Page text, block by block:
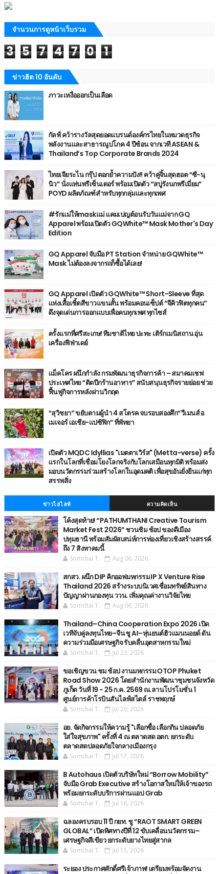
จำนวนการดูหน้าเว็บรวม
3 5 7 4 7 0 1
ข่าวฮิต 10 อันดับ
ภาวะเหงื่อออกเป็นเลือด
กัลฟ์ คว้ารางวัลสุดยอดแบรนด์องค์กรไทยในหมวดธุรกิจ
พลังงานและสาธารณูปโภค 4 ปีซ้อน จากเวที ASEAN &
Thailand’s Top Corporate Brands 2024
ไทยเจียระไน กรุ๊ป ตอกย้ำความปัง!! คว้าคู่จิ้นสุดฮอต “ซี-นุ
นิว” นั่งแท่นพรีเซ็นเตอร์ พร้อมเปิดตัว “สบู่รังนกพรีเมี่ยม”
POYD ผลิตภัณฑ์สำหรับทุกกลุ่มและทุกเพศ
#รักแม่ให้maskแม่ แคมเปญต้อนรับวันแม่จาก GQ
Apparel พร้อมเปิดตัว GQWhite™ Mask Mother's Day
Edition
GQ Apparel จับมือ PT Station จำหน่าย GQWhite™
Mask ไม่ต้องลงจากรถก็ซื้อได้เลย!
GQ Apparel เปิดตัว GQWhite™ Short-Sleeve ที่สุด
แห่งเสื้อเชิ้ตสีขาวแขนสั้น พร้อมคอนเซ็ปต์ “จีคิวฟิตทุกคน”
ดึงจุดเด่นการออกแบบเพื่อคนทุกเพศ ทุกไซส์
ครั้งแรกที่ศรีสะเกษ! ทีมชาติไทย ปะทะ เติร์กเมนิสถาน อุ่น
เครื่องฟีฟ่าเดย์
แม็คโคร ผนึกกำลัง กรมพัฒนาธุรกิจการค้า – สมาคมเชฟ
ประเทศไทย “ติดปีกร้านอาหาร” สนับสนุนธุรกิจรายย่อย ช่วย
ฟื้นฟูกิจการหลังผ่านวิกฤต
“สุวิชยา” ขยับตามผู้นำ 4 สโตรค จบรอบสองศึก“วีเมนส์ อ
เมเจอร์ เอเชีย-แปซิฟิก” ที่พัทยา
เปิดตัว MQDC Idyllias "เมตตาเวิร์ส" (Metta-verse) ครั้ง
แรกในโลกที่เชื่อมโยงโลกจริงกับโลกเสมือนทุกมิติ พร้อมส่ง
มอบนวัตกรรมร่วมสร้างโลกในอุดมคติ เพื่อสุขอันยั่งยืนแก่ทุก
สรรพสิ่ง
ข่าวไฮไลท์ ความคิดเห็น
โค้งสุดท้าย! “PATHUMTHANI Creative Tourism
Market Fest 2026” ชวนชิม ช้อป ของดีเมือง
ปทุมธานี พร้อมสัมผัสเสน่ห์การท่องเที่ยวเชิงสร้างสรรค์
ถึง 7 สิงหาคมนี้
Somchai T. Aug 06, 2026
สกสว. ผนึก DIP คิกออฟมหกรรม IP X Venture Rise
Thailand 2026 สร้างระบบนิเวศเชื่อมทรัพย์สินทาง
ปัญญาผ่านกองทุน ววน. เพิ่มคุณค่างานวิจัยไทย
Somchai T. Aug 06, 2026
Thailand–China Cooperation Expo 2026 เปิด
เวทีจับคู่ลงทุนไทย–จีน ชู AI–หุ่นยนต์ฮิวแมนนอยด์ ดัน
ความร่วมมือเศรษฐกิจ รับคลื่นอุตสาหกรรมใหม่
Somchai T. Jul 23, 2026
ขอเชิญขวน ชม ช้อป งานมหกรรม OTOP Phuket
Road Show 2026 โดยสำนักงานพัฒนาชุมชนจังหวัด
ภูเก็ต วันที่ 19 - 25 ก.ค. 2569 ณ.ลานโปรโมชั่น 1
ศูนย์การค้าโรบินสันไลฟ์สไตล์ ราชพฤกษ์
Somchai T. Jul 20, 2026
อย. จัดกิจกรรมให้ความรู้ "เลือกซื้อ เลือกกิน ปลอดภัย
ใส่ใจสุขภาพ" ครั้งที่ 4 ณ ตลาดสด อตก. ยกระดับ
ตลาดสดปลอดภัยใจกลางเมืองกรุง
Somchai T. Jul 17, 2026
B Autohaus เปิดตัวบริษัทใหม่ “Borrow Mobility”
จับมือ Grab Executive สร้างโอกาสใหม่ให้เจ้าของรถ
พร้อมยกระดับบริการผ่านแอป Grab
Somchai T. Jul 16, 2026
ฉลองครบรอบ 11 ปี กยท. ชู “RAOT SMART GREEN
GLOBAL” เปิดทิศทางปีที่ 12 ขับเคลื่อนนวัตกรรม–
เศรษฐกิจสีเขียว ยกระดับยางไทยสู่สากล
Somchai T. Jul 15, 2026
ระยอง ประกาศศักดิ์ศรีเจ้าภาพ! เตรียมพร้อมจัดงาน